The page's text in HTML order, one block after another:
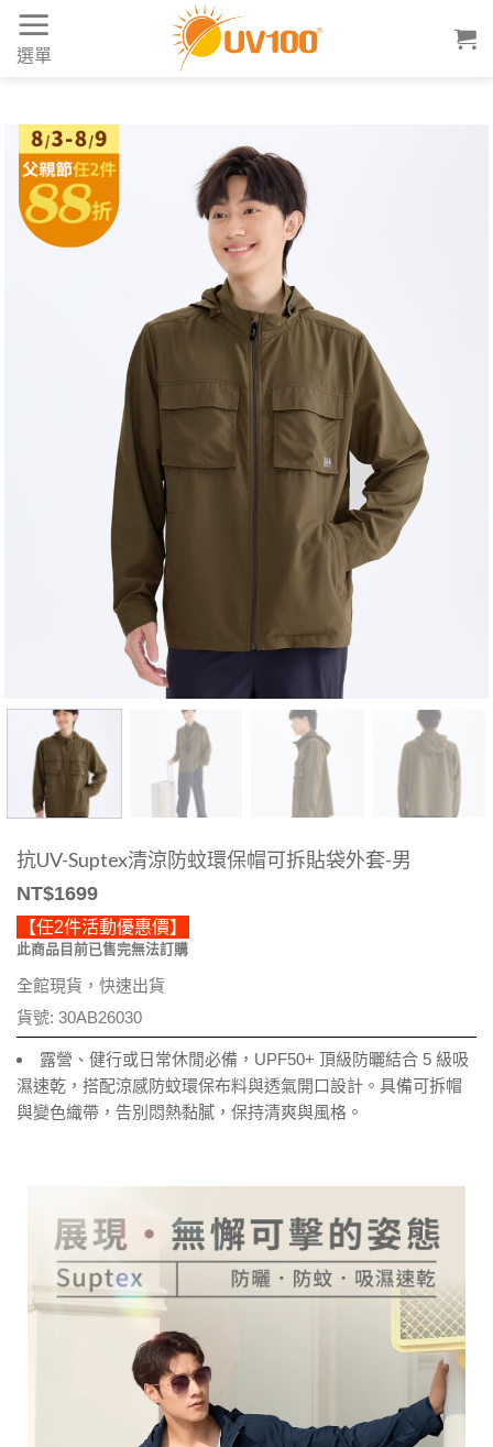
Skip
content
選單
抗UV-Suptex清涼防蚊環保帽可拆貼袋外套-男
NT$1699
【任2件活動優惠價】
此商品目前已售完無法訂購
全館現貨，快速出貨
貨號: 30AB26030
露營、健行或日常休閒必備，UPF50+ 頂級防曬結合 5 級吸
濕速乾，搭配涼感防蚊環保布料與透氣開口設計。具備可拆帽
與變色織帶，告別悶熱黏膩，保持清爽與風格。